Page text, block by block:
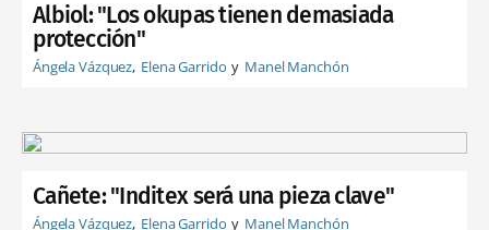
Albiol: "Los okupas tienen demasiada
protección"
Ángela Vázquez Elena Garrido Manel Manchón
Cañete: "Inditex será una pieza clave"
Ángela Vázquez Elena Garrido Manel Manchón